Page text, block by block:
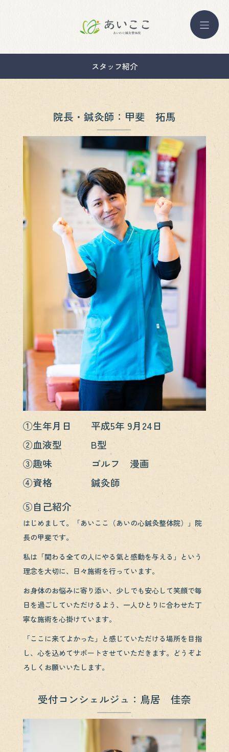
スタッフ紹介
院長・鍼灸師：甲斐 拓馬
①生年月日 平成5年 9月24日
②血液型 B型
③趣味 ゴルフ 漫画
④資格 鍼灸師
⑤自己紹介
はじめまして。「あいここ（あいの心鍼灸整体院）」院
長の甲斐です。
私は「関わる全ての人にやる氣と感動を与える」という
理念を大切に、日々施術を行っています。
お身体のお悩みに寄り添い、少しでも安心して笑顔で毎
日を過ごしていただけるよう、一人ひとりに合わせた丁
寧な施術を心掛けています。
「ここに来てよかった」と感じていただける場所を目指
し、心を込めてサポートさせていただきます。どうぞよ
ろしくお願いいたします。
受付コンシェルジュ：鳥居 佳奈